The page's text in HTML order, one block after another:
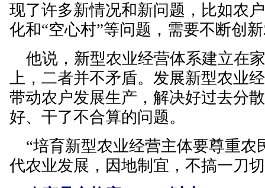
现了许多新情况和新问题，比如农
化和“空心村”等问题，需要不断创
他说，新型农业经营体系建立在
上，二者并不矛盾。发展新型农业
带动农户发展生产，解决好过去分
好、干了不合算的问题。
“培育新型农业经营主体要尊重农
代农业发展，因地制宜，不搞一刀